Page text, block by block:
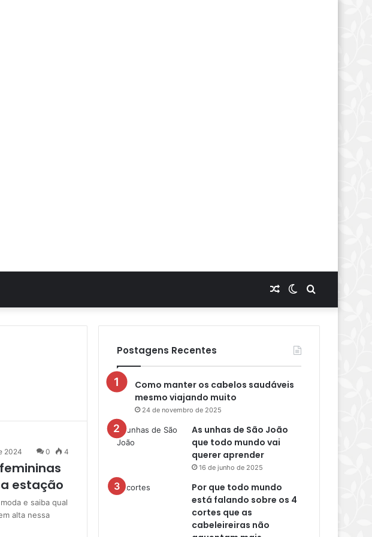
Procurar
por
Switch
skin
Artigo
aleatório
2024 0 4
estação
e saiba qual
alta nessa
Postagens Recentes
Como manter os cabelos saudáveis
mesmo viajando muito
24 de novembro de 2025
As unhas de São João
que todo mundo vai
querer aprender
16 de junho de 2025
Por que todo mundo
está falando sobre os 4
cortes que as
cabeleireiras não